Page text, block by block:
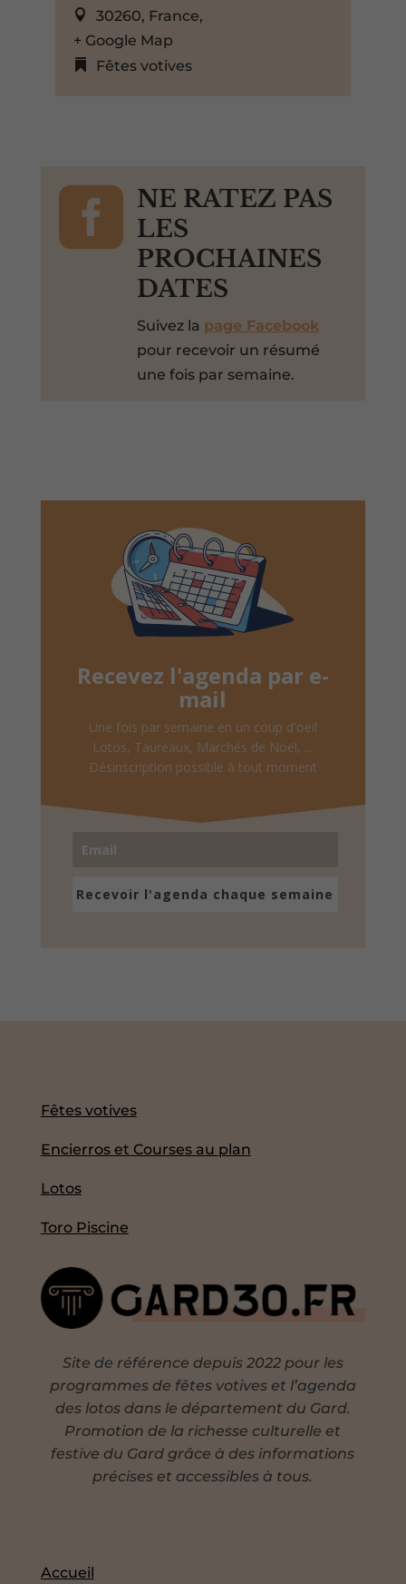
30260, France,
+ Google Map
Fêtes votives

NE RATEZ PAS
LES
PROCHAINES
DATES
Suivez la page Facebook
pour recevoir un résumé
une fois par semaine.
Recevez l'agenda par e-
mail
Une fois par semaine en un coup d'oeil
Lotos, Taureaux, Marchés de Noël, ...
Désinscription possible à tout moment
Recevoir l'agenda chaque semaine
Fêtes votives
Encierros et Courses au plan
Lotos
Toro Piscine
Site de référence depuis 2022 pour les
programmes de fêtes votives et l’agenda
des lotos dans le département du Gard.
Promotion de la richesse culturelle et
festive du Gard grâce à des informations
précises et accessibles à tous.
Accueil